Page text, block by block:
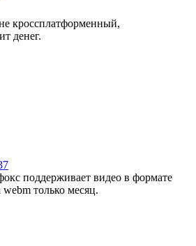
кроссплатформенный,
денег.
поддерживает видео в формате
только месяц.